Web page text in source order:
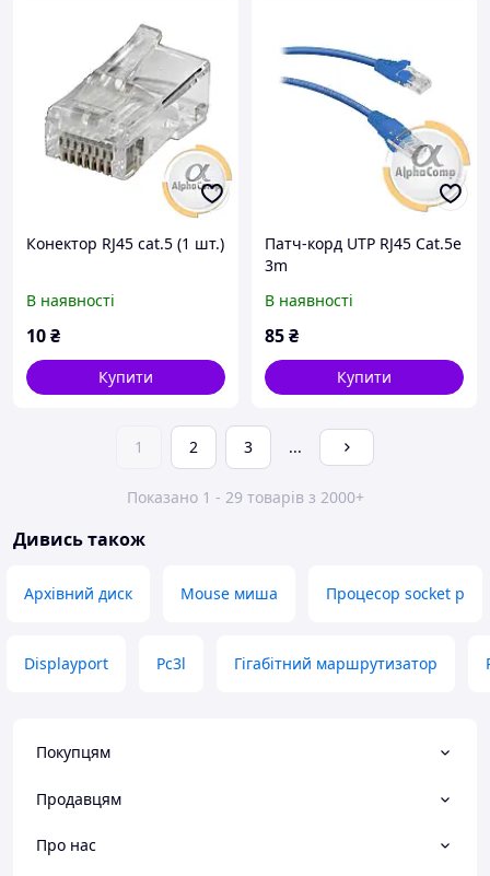
Конектор RJ45 cat.5 (1 шт.)
В наявності
10₴
Купити
Патч-корд UTP RJ45 Cat.5e
3m
В наявності
85₴
Купити
1 2 3 ...
Показано 1 - 29 товарів з 2000+
Дивись також
Архівний диск Mouse миша Процесор socket p
Displayport Pc3l Гігабітний маршрутизатор
Покупцям
Продавцям
Про нас